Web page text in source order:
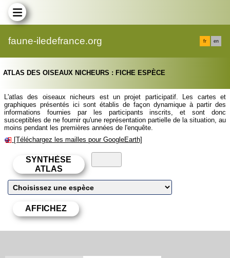
faune-iledefrance.org fr en
ATLAS DES OISEAUX NICHEURS : FICHE ESPÈCE
L'atlas des oiseaux nicheurs est un projet participatif. Les cartes et
graphiques présentés ici sont établis de façon dynamique à partir des
informations fournies par les participants inscrits, et sont donc
susceptibles de ne fournir qu'une représentation partielle de la situation, au
moins pendant les premières années de l'enquête.
[Téléchargez les mailles pour GoogleEarth]